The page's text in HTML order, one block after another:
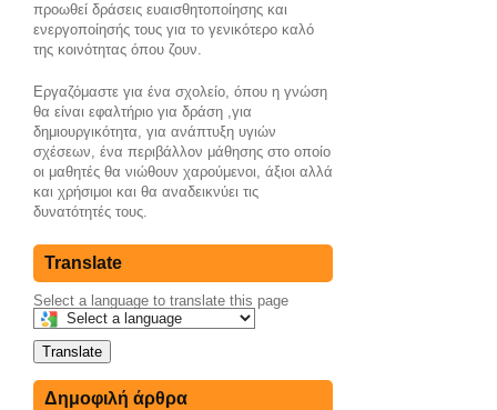
προωθεί δράσεις ευαισθητοποίησης και
ενεργοποίησής τους για το γενικότερο καλό
της κοινότητας όπου ζουν.
Εργαζόμαστε για ένα σχολείο, όπου η γνώση
θα είναι εφαλτήριο για δράση ,για
δημιουργικότητα, για ανάπτυξη υγιών
σχέσεων, ένα περιβάλλον μάθησης στο οποίο
οι μαθητές θα νιώθουν χαρούμενοι, άξιοι αλλά
και χρήσιμοι και θα αναδεικνύει τις
δυνατότητές τους.
Translate
Select a language to translate this page
Translate
Δημοφιλή άρθρα